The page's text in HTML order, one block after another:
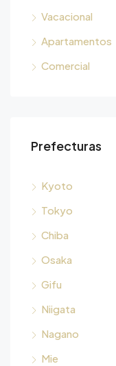
Vacacional
Apartamentos
Comercial
Prefecturas
Kyoto
Tokyo
Chiba
Osaka
Gifu
Niigata
Nagano
Mie